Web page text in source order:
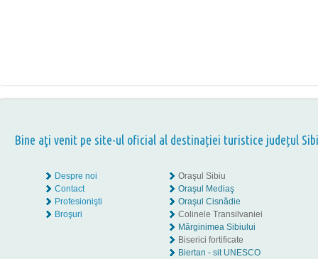
Bine aţi venit pe site-ul oficial al destinației turistice județul
Despre noi
Contact
Profesionişti
Broşuri
Oraşul Sibiu
Oraşul Mediaş
Oraşul Cisnădie
Colinele Transilvaniei
Mărginimea Sibiului
Biserici fortificate
Biertan - sit UNESCO